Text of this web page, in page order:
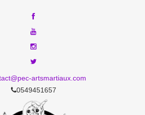
artsmartiaux.com
0549451657